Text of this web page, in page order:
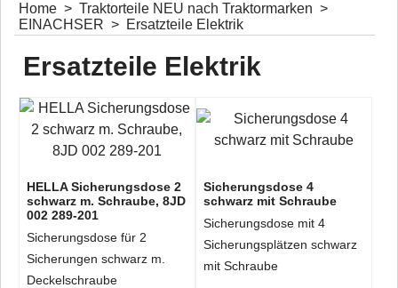
Home > Traktorteile NEU nach Traktormarken >
EINACHSER > Ersatzteile Elektrik
Ersatzteile Elektrik
HELLA Sicherungsdose 2
schwarz m. Schraube, 8JD
002 289-201
Sicherungsdose für 2
Sicherungen schwarz m.
Deckelschraube
Sicherungsdose 4
schwarz mit Schraube
Sicherungsdose mit 4
Sicherungsplätzen schwarz
mit Schraube